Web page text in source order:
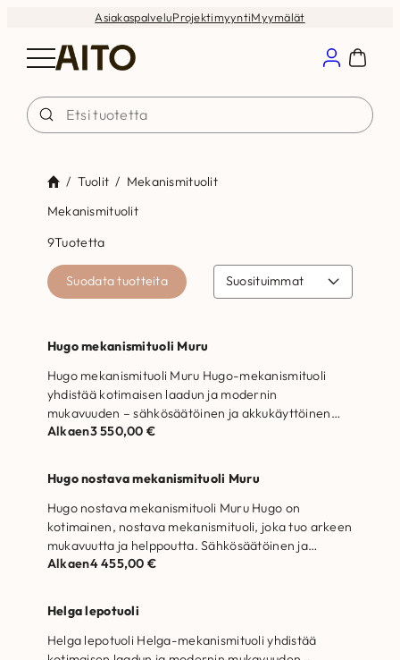
AsiakaspalveluProjektimyyntiMyymälät
/ Tuolit / Mekanismituolit
Mekanismituolit
9Tuotetta
Suodata tuotteita
Hugo mekanismituoli Muru
Hugo mekanismituoli Muru Hugo-mekanismituoli
yhdistää kotimaisen laadun ja modernin
mukavuuden – sähkösäätöinen ja akkukäyttöinen
tuoli. Portaattomasti toimiva kaksimoottorinen
Alkaen3 550,00€
Hugo nostava mekanismituoli Muru
Hugo nostava mekanismituoli Muru Hugo on
kotimainen, nostava mekanismituoli, joka tuo arkeen
mukavuutta ja helppoutta. Sähkösäätöinen ja
akkutoiminen tuoli. Portaattomasti…
Alkaen4 455,00€
Helga lepotuoli
Helga lepotuoli Helga-mekanismituoli yhdistää